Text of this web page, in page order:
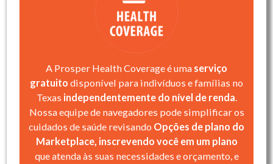
A Prosper Health Coverage é uma serviço
gratuito disponível para indivíduos e famílias no
Texas independentemente do nível de renda.
Nossa equipe de navegadores pode simplificar os
cuidados de saúde revisando Opções de plano do
Marketplace, inscrevendo você em um plano
que atenda às suas necessidades e orçamento, e